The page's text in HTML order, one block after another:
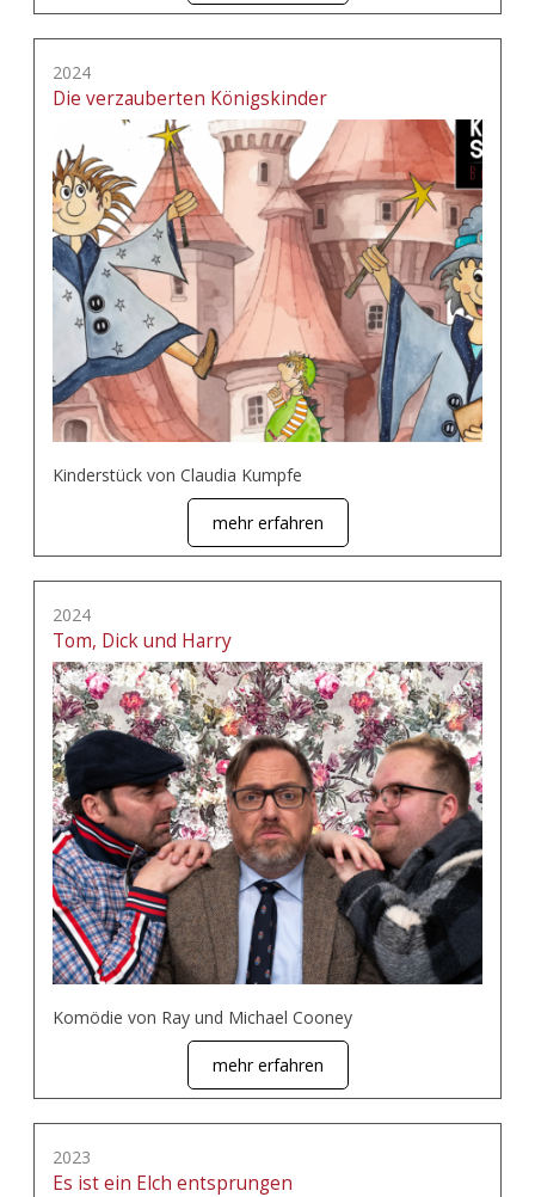
2024
Die verzauberten Königskinder
Kinderstück von Claudia Kumpfe
mehr erfahren
2024
Tom, Dick und Harry
Komödie von Ray und Michael Cooney
mehr erfahren
2023
Es ist ein Elch entsprungen